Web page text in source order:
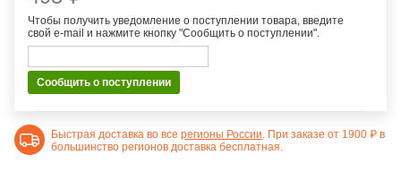
Чтобы получить уведомление о поступлении товара, введите
свой e-mail и нажмите кнопку "Сообщить о поступлении".
Сообщить о поступлении
Быстрая доставка во всерегионы России . При заказе от 1900 ₽ в
большинство регионов доставка бесплатная.